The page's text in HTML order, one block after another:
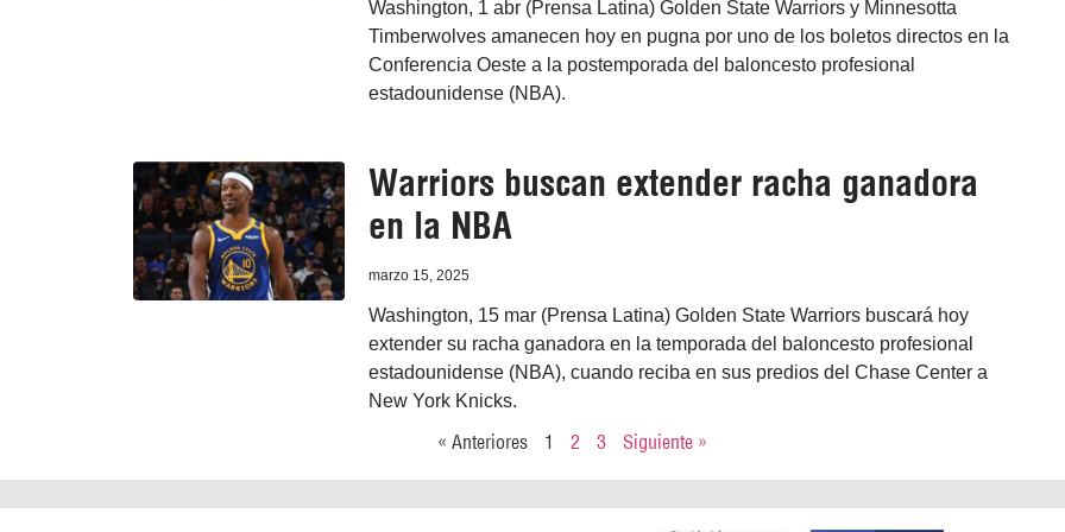
Washington, 1 abr (Prensa Latina) Golden State Warriors y Minnesotta
Timberwolves amanecen hoy en pugna por uno de los boletos directos en la
Conferencia Oeste a la postemporada del baloncesto profesional
estadounidense (NBA).
Warriors buscan extender racha ganadora
en la NBA
marzo 15, 2025
Washington, 15 mar (Prensa Latina) Golden State Warriors buscará hoy
extender su racha ganadora en la temporada del baloncesto profesional
estadounidense (NBA), cuando reciba en sus predios del Chase Center a
New York Knicks.
« Anteriores 1 2 3 Siguiente »